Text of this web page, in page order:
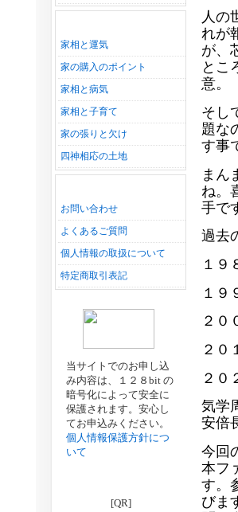
家相と運気
家の購入のポイント
家相と病気
家相と子育て
家の張りと欠け
四神相応の土地
お問い合わせ
よくあるご質問
個人情報の取扱について
特定商取引表記
当サイトでのお申し込
み内容は、１２８bit の
暗号化によって安全に
保護されます。安心し
てお申込みください。
個人情報保護方針につ
いて
[QR]
人の
れが
が、
とこ
意。
そし
題な
す事
まん
ね。
手で
過去
１
１
２０
２０
２０
気学
安倍
今回
本フ
す。
びま